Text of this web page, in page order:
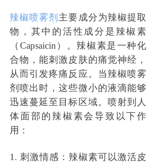
辣椒喷雾剂 主要成分为辣椒提取
物，其中的活性成分是辣椒素
（ Capsaicin）。辣椒素是一种化
合物，能刺激皮肤的痛觉神经，
从而引发疼痛反应。当辣椒喷雾
剂喷出时，这些微小的液滴能够
迅速蔓延至目标区域。喷射到人
体面部的辣椒素会导致以下作
用：
1. 刺激情感：辣椒素可以激活皮